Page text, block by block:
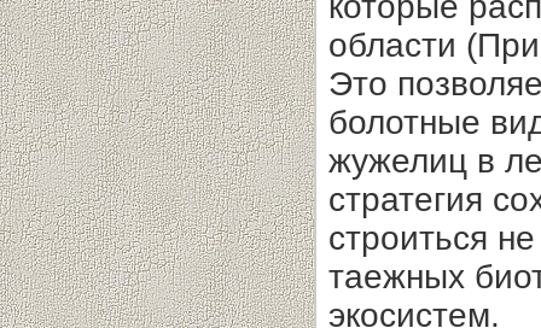
области
Это
болотные
жужелиц в
стратегия
строиться
таежных
экосистем.